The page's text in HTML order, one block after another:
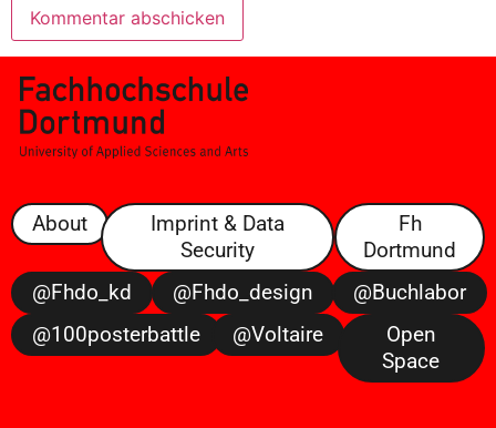
About
Imprint & Data
Security
Fh
Dortmund
@fhdo_kd
@fhdo_design
@buchlabor
@100posterbattle
@voltaire
Open
Space